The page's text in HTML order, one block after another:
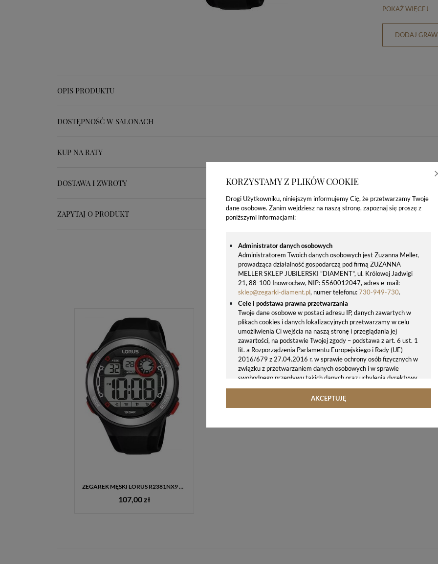
KORZYSTAMY Z PLIKÓW COOKIE
Drogi Użytkowniku, niniejszym informujemy Cię, że przetwarzamy Twoje
dane osobowe. Zanim wejdziesz na naszą stronę, zapoznaj się proszę z
poniższymi informacjami:
Administrator danych osobowych
Administratorem Twoich danych osobowych jest Zuzanna Meller,
prowadząca działalność gospodarczą pod firmą ZUZANNA
MELLER SKLEP JUBILERSKI "DIAMENT", ul. Królowej Jadwigi
21, 88-100 Inowrocław, NIP: 5560012047, adres e-mail:
sklep@zegarki-diament.pl, numer telefonu:730-949-730.
Cele i podstawa prawna przetwarzania
Twoje dane osobowe w postaci adresu IP, danych zawartych w
plikach cookies i danych lokalizacyjnych przetwarzamy w celu
umożliwienia Ci wejścia na naszą stronę i przeglądania jej
zawartości, na podstawie Twojej zgody – podstawa z art. 6 ust. 1
lit. a Rozporządzenia Parlamentu Europejskiego i Rady (UE)
2016/679 z 27.04.2016 r. w sprawie ochrony osób fizycznych w
związku z przetwarzaniem danych osobowych i w sprawie
swobodnego przepływu takich danych oraz uchylenia dyrektywy
95/46/WE (ogólne rozporządzenie o ochronie danych, tj. RODO).
Twoje dane osobowe możemy udostępniać hostingodawcy. Takie
zgodnie z naszymi poleceniami. Przekazujemy Twoje dane poza
AKCEPTUJĘ
POKAŻ WIĘCEJ
DODAJ
OPIS PRODUKTU
DOSTĘPNOŚĆ W SALONACH
KUP NA RATY
DOSTAWA I ZWROTY
ZAPYTAJ O PRODUKT
OSTATNIO OGLĄDANE PRODUKTY
ZEGAREK MĘSKI LORUS R2381NX9 – SPORTOWY, CYFROWY, STOPER, 100M
107,00 zł